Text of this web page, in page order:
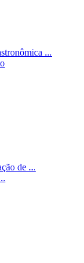
...
de ...